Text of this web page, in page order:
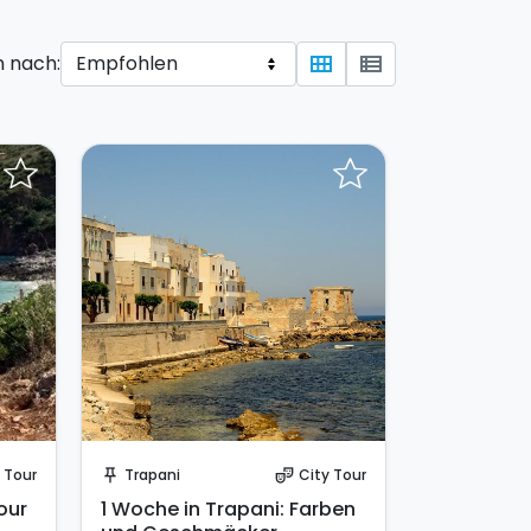
nach: view_module view_list
push_pin Trapani theater_comedy City Tour
1 Woche in Trapani: Farben